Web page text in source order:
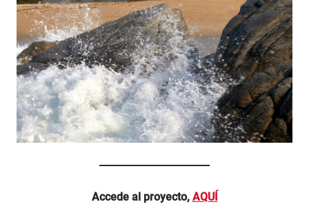
Accede al proyecto, AQUÍ